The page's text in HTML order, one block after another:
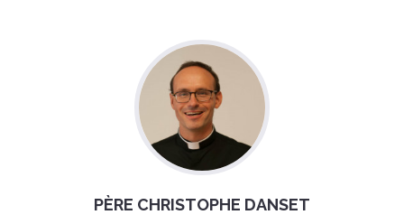
PÈRE CHRISTOPHE DANSET